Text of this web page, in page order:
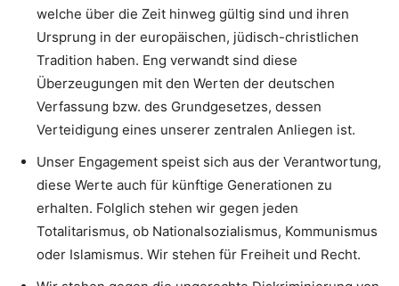
welche über die Zeit hinweg gültig sind und ihren
Ursprung in der europäischen, jüdisch-christlichen
Tradition haben. Eng verwandt sind diese
Überzeugungen mit den Werten der deutschen
Verfassung bzw. des Grundgesetzes, dessen
Verteidigung eines unserer zentralen Anliegen ist.
Unser Engagement speist sich aus der Verantwortung,
diese Werte auch für künftige Generationen zu
erhalten. Folglich stehen wir gegen jeden
Totalitarismus, ob Nationalsozialismus, Kommunismus
oder Islamismus. Wir stehen für Freiheit und Recht.